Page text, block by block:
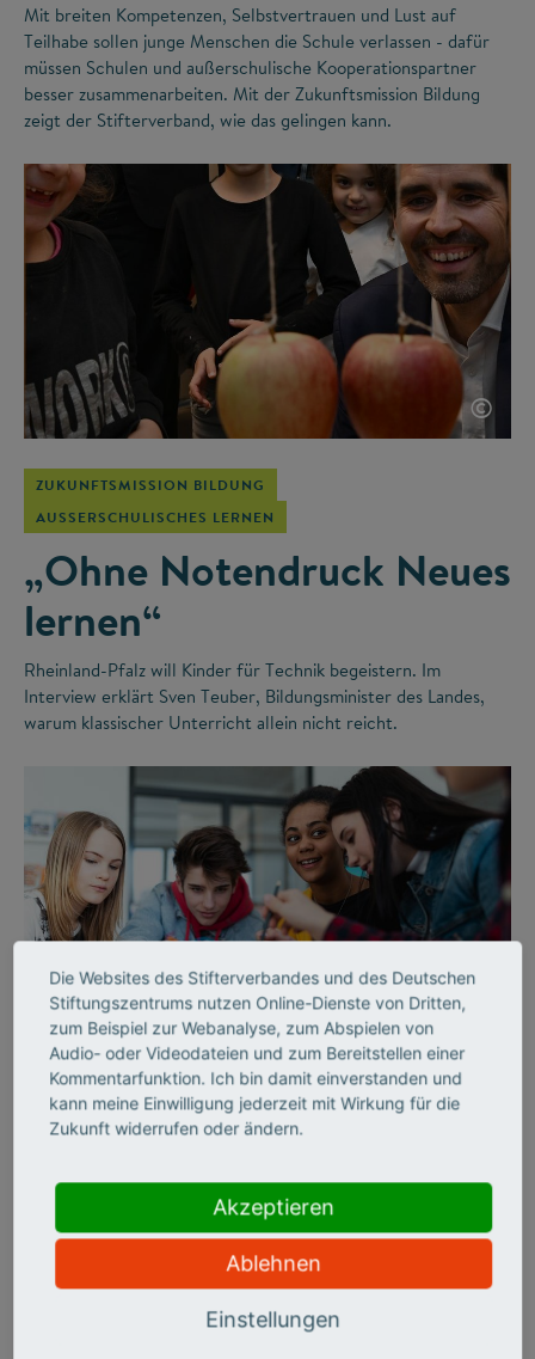
Mit breiten Kompetenzen, Selbstvertrauen und Lust auf
Teilhabe sollen junge Menschen die Schule verlassen - dafür
müssen Schulen und außerschulische Kooperationspartner
besser zusammenarbeiten. Mit der Zukunftsmission Bildung
zeigt der Stifterverband, wie das gelingen kann.
©
ZUKUNFTSMISSION BILDUNG
AUSSERSCHULISCHES LERNEN
„Ohne Notendruck Neues
lernen“
Rheinland-Pfalz will Kinder für Technik begeistern. Im
Interview erklärt Sven Teuber, Bildungsminister des Landes,
warum klassischer Unterricht allein nicht reicht.
ZUKUNFTSMISSION BILDUNG
AUSSERSCHULISCHES LERNEN
„Wir schaffen echte
Erfahrungsräume“
Die Wissensfabrik begeistert junge Menschen für MINT. Als
Erfahrungsschatz. Markus Riefling, Leiter Bildung, erklärt im
Die Websites des Stifterverbandes und des Deutschen
Stiftungszentrums nutzen Online-Dienste von Dritten,
zum Beispiel zur Webanalyse, zum Abspielen von
Audio- oder Videodateien und zum Bereitstellen einer
Kommentarfunktion. Ich bin damit einverstanden und
kann meine Einwilligung jederzeit mit Wirkung für die
Zukunft widerrufen oder ändern.
Akzeptieren
Ablehnen
Einstellungen